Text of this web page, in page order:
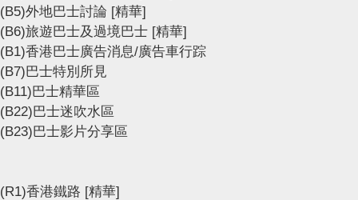
(B5)外地巴士討論 [精華]
(B6)旅遊巴士及過境巴士 [精華]
(B1)香港巴士廣告消息/廣告車行踪
(B7)巴士特別所見
(B11)巴士精華區
(B22)巴士迷吹水區
(B23)巴士影片分享區
(R1)香港鐵路 [精華]